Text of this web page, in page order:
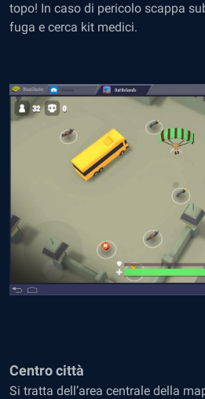
topo! In caso di pericolo scappa
fuga e cerca kit medici.
Centro città
Si tratta dell’area centrale della